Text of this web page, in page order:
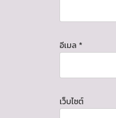
อีเมล *
เว็บไซต์